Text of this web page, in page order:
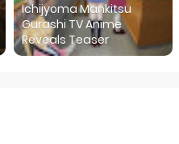
Ichijyoma Mankitsu
Gurashi TV Anime
Reveals Teaser